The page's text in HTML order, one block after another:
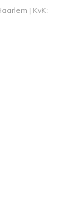
| KvK: